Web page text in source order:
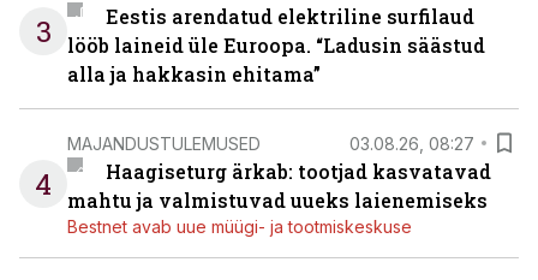
3
Eestis arendatud elektriline surfilaud
lööb laineid üle Euroopa. “Ladusin säästud
alla ja hakkasin ehitama”
4
MAJANDUSTULEMUSED 03.08.26, 08:27
Haagiseturg ärkab: tootjad kasvatavad
mahtu ja valmistuvad uueks laienemiseks
Bestnet avab uue müügi- ja tootmiskeskuse